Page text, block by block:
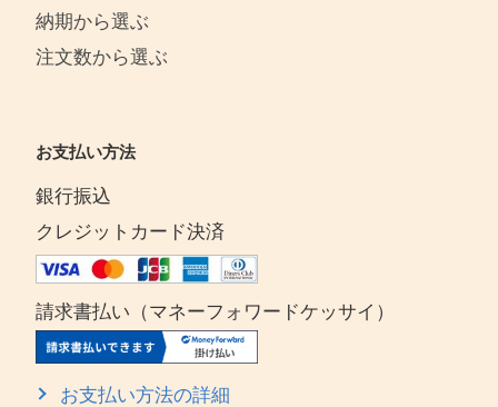
納期から選ぶ
注文数から選ぶ
お支払い方法
銀行振込
クレジットカード決済
請求書払い（マネーフォワードケッサイ）
お支払い方法の詳細